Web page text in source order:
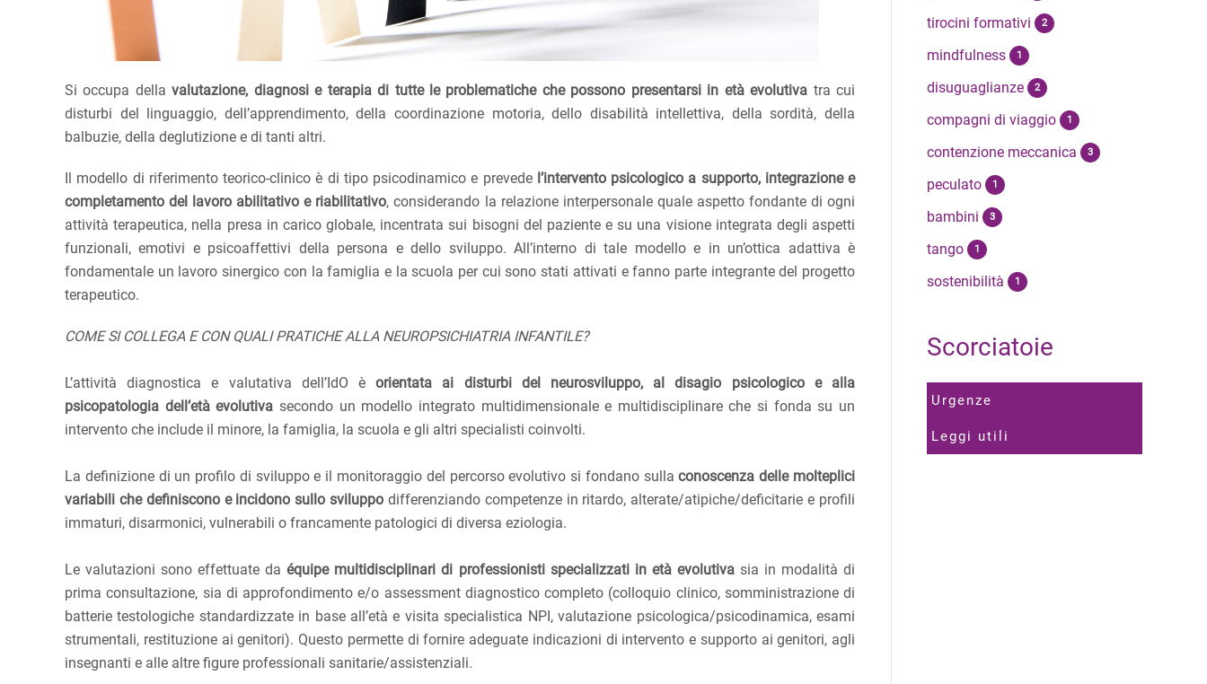
Si occupa dellavalutazione, diagnosi e terapia di tutte le problematiche che possono presentarsi in età evolutiva tra cui
disturbi del linguaggio, dell’apprendimento, della coordinazione motoria, dello disabilità intellettiva, della sordità, della
balbuzie, della deglutizione e di tanti altri.
Il modello di riferimento teorico-clinico è di tipo psicodinamico e prevede l’intervento psicologico a supporto, integrazione e
completamento del lavoro abilitativo e riabilitativo, considerando la relazione interpersonale quale aspetto fondante di ogni
attività terapeutica, nella presa in carico globale, incentrata sui bisogni del paziente e su una visione integrata degli aspetti
funzionali, emotivi e psicoaffettivi della persona e dello sviluppo. All’interno di tale modello e in un’ottica adattiva è
fondamentale un lavoro sinergico con la famiglia e la scuola per cui sono stati attivati e fanno parte integrante del progetto
terapeutico.
COME SI COLLEGA E CON QUALI PRATICHE ALLA NEUROPSICHIATRIA INFANTILE?
L’attività diagnostica e valutativa dell’IdO èorientata ai disturbi del neurosviluppo, al disagio psicologico e alla
psicopatologia dell’età evolutiva secondo un modello integrato multidimensionale e multidisciplinare che si fonda su un
intervento che include il minore, la famiglia, la scuola e gli altri specialisti coinvolti.
La definizione di un profilo di sviluppo e il monitoraggio del percorso evolutivo si fondano sullaconoscenza delle molteplici
variabili che definiscono e incidono sullo sviluppo differenziando competenze in ritardo, alterate/atipiche/deficitarie e profili
immaturi, disarmonici, vulnerabili o francamente patologici di diversa eziologia.
Le valutazioni sono effettuate daéquipe multidisciplinari di professionisti specializzati in età evolutivasia in modalità di
prima consultazione, sia di approfondimento e/o assessment diagnostico completo (colloquio clinico, somministrazione di
batterie testologiche standardizzate in base all’età e visita specialistica NPI, valutazione psicologica/psicodinamica, esami
strumentali, restituzione ai genitori). Questo permette di fornire adeguate indicazioni di intervento e supporto ai genitori, agli
insegnanti e alle altre figure professionali sanitarie/assistenziali.
tirocini formativi 2
mindfulness 1
disuguaglianze 2
compagni di viaggio 1
contenzione meccanica 3
peculato 1
bambini 3
tango 1
sostenibilità 1
Scorciatoie
Urgenze
Leggi utili